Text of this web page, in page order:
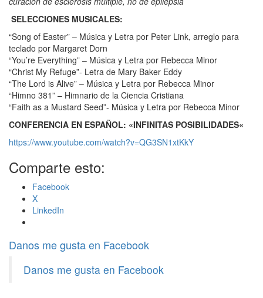
SELECCIONES MUSICALES:
“Song of Easter” – Música y Letra por Peter Link, arreglo para
teclado por Margaret Dorn
“You’re Everything” – Música y Letra por Rebecca Minor
“Christ My Refuge”- Letra de Mary Baker Eddy
“The Lord is Alive” – Música y Letra por Rebecca Minor
“Himno 381” – Himnario de la Ciencia Cristiana
“Faith as a Mustard Seed”- Música y Letra por Rebecca Minor
CONFERENCIA EN ESPAÑOL: «INFINITAS POSIBILIDADES«
https://www.youtube.com/watch?v=QG3SN1xtKkY
Comparte esto:
Facebook
X
LinkedIn
Danos me gusta en Facebook
Danos me gusta en Facebook